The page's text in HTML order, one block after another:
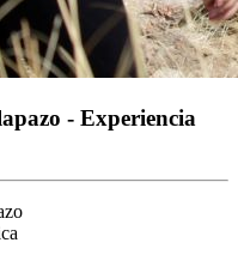
- Experiencia